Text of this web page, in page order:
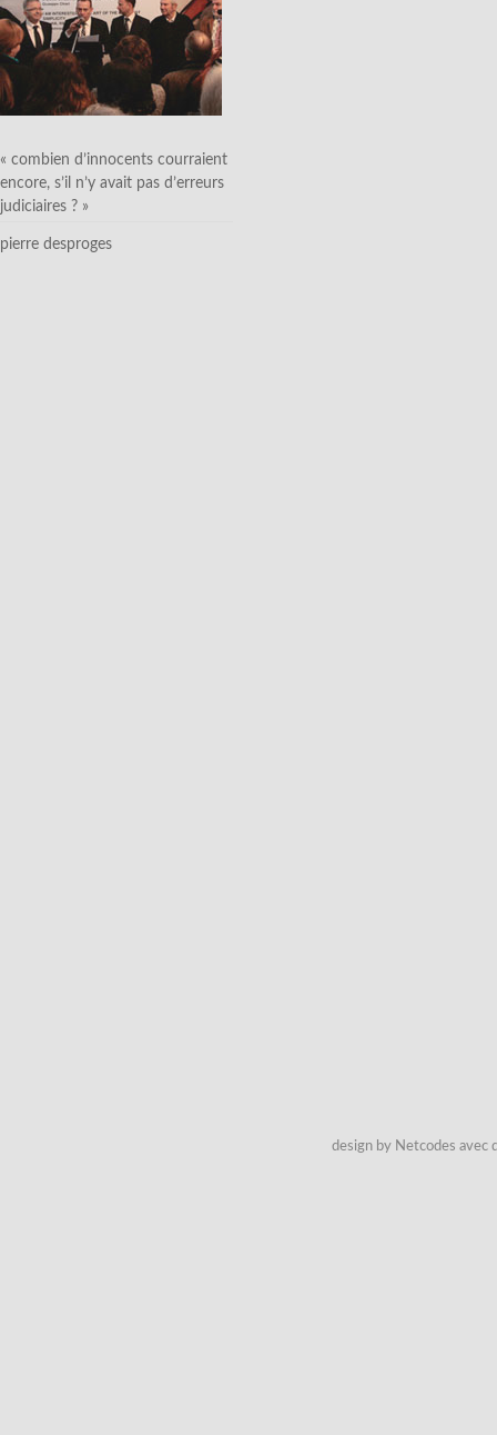
« combien d’innocents courraient
encore, s’il n’y avait pas d’erreurs
judiciaires ? »
pierre desproges
design by Netcodes avec